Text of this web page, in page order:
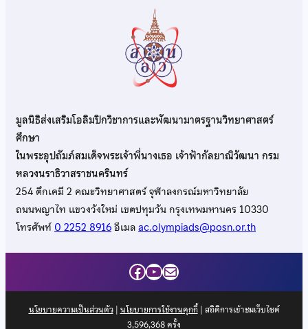
มูลนิธิส่งเสริมโอลิมปิกวิชาการและพัฒนามาตรฐานวิทยาศาสตร์
ศึกษา
ในพระอุปถัมภ์สมเด็จพระเจ้าพี่นางเธอ เจ้าฟ้ากัลยาณิวัฒนา กรม
หลวงนราธิวาสราชนครินทร์
254 ตึกเคมี 2 คณะวิทยาศาสตร์ จุฬาลงกรณ์มหาวิทยาลัย
ถนนพญาไท แขวงวังใหม่ เขตปทุมวัน กรุงเทพมหานคร 10330
โทรศัพท์0 2252 8916อีเมลac.olympiads@posn.or.th
Facebook
YouTube
Mail
นโยบายความเป็นส่วนตัว| นโยบายการใช้งานคุกกี้| สถิติการเข้าชมเว็บไซต์
3,596,368ครั้ง